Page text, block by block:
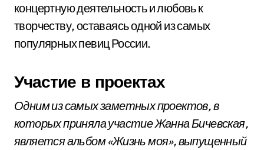
концертную деятельность и любовь к
творчеству, оставаясь одной из самых
популярных певиц России.
Участие в проектах
Одним из самых заметных проектов, в
которых приняла участие Жанна Бичевская,
является альбом «Жизнь моя», выпущенный